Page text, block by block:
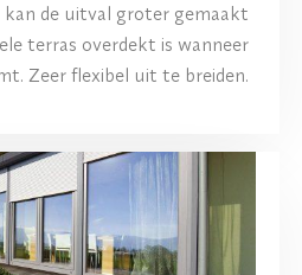
kan de uitval groter gemaakt
terras overdekt is wanneer
Zeer flexibel uit te breiden.